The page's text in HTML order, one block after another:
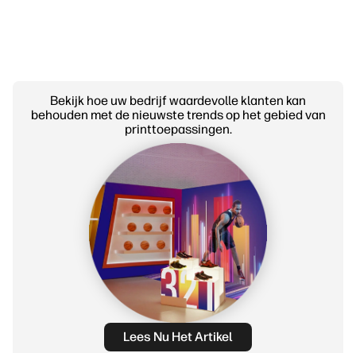
Bekijk hoe uw bedrijf waardevolle klanten kan
behouden met de nieuwste trends op het gebied van
printtoepassingen.
Lees Nu Het Artikel